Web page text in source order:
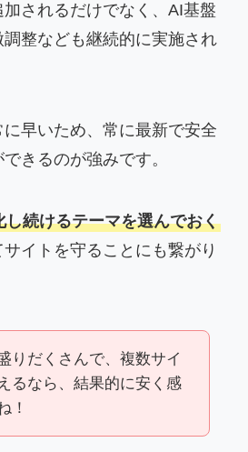
されるだけでなく、AI基盤
整なども継続的に実施され
早いため、常に最新で安全
きるのが強みです。
続けるテーマを選んでおく
イトを守ることにも繋がり
りだくさんで、複数サイ
るなら、結果的に安く感
！